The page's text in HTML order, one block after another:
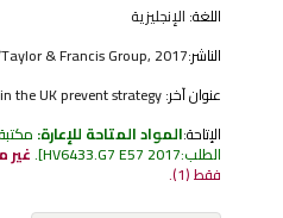
اللغة: الإنجليزية
الناشر:& Francis Group, 2017
عنوان آخر:the UK prevent strategy
الإتاحة:المواد المتاحة للإعارة:
الطلب:HV6433.G7 E57 2017
.غير
فقط(1).